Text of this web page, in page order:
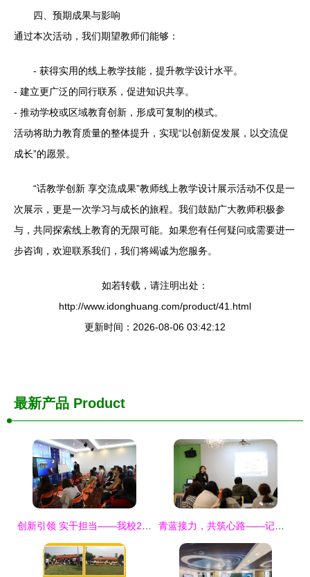
四、预期成果与影响
通过本次活动，我们期望教师们能够：
- 获得实用的线上教学技能，提升教学设计水平。
- 建立更广泛的同行联系，促进知识共享。
- 推动学校或区域教育创新，形成可复制的模式。
活动将助力教育质量的整体提升，实现“以创新促发展，以交流促
成长”的愿景。
“话教学创新 享交流成果”教师线上教学设计展示活动不仅是一
次展示，更是一次学习与成长的旅程。我们鼓励广大教师积极参
与，共同探索线上教育的无限可能。如果您有任何疑问或需要进一
步咨询，欢迎联系我们，我们将竭诚为您服务。
如若转载，请注明出处：
http://www.idonghuang.com/product/41.html
更新时间：2026-08-06 03:42:12
最新产品 Product